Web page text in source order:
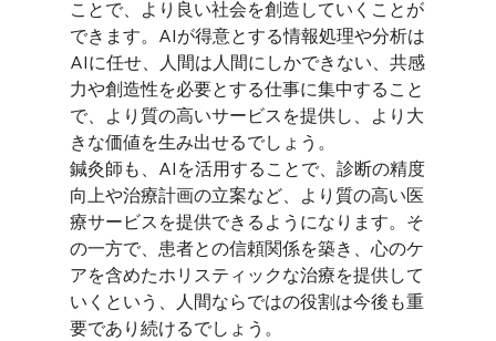
ことで、より良い社会を創造していくことが
できます。AIが得意とする情報処理や分析は
AIに任せ、人間は人間にしかできない、共感
力や創造性を必要とする仕事に集中すること
で、より質の高いサービスを提供し、より大
きな価値を生み出せるでしょう。
鍼灸師も、AIを活用することで、診断の精度
向上や治療計画の立案など、より質の高い医
療サービスを提供できるようになります。そ
の一方で、患者との信頼関係を築き、心のケ
アを含めたホリスティックな治療を提供して
いくという、人間ならではの役割は今後も重
要であり続けるでしょう。